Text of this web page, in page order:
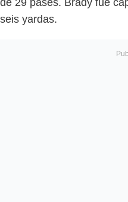
seis yardas.